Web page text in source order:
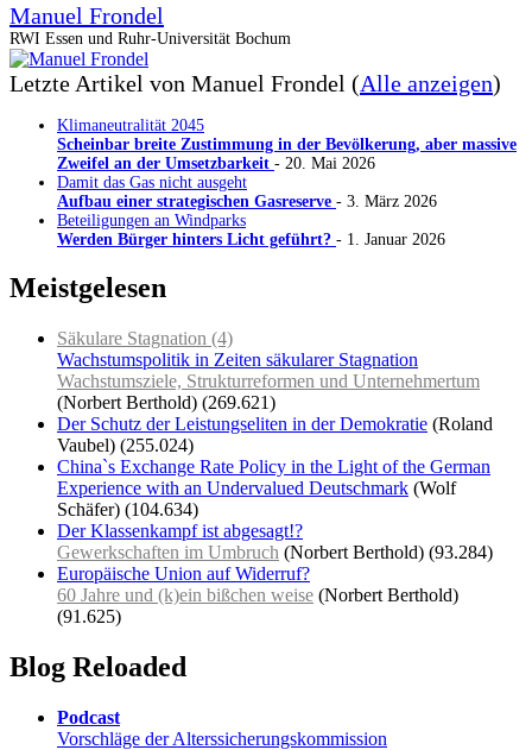
Manuel Frondel
RWI Essen und Ruhr-Universität Bochum
Letzte Artikel von Manuel Frondel (Alle anzeigen)
Klimaneutralität 2045
Scheinbar breite Zustimmung in der Bevölkerung, aber massive
Zweifel an der Umsetzbarkeit - 20. Mai 2026
Damit das Gas nicht ausgeht
Aufbau einer strategischen Gasreserve - 3. März 2026
Beteiligungen an Windparks
Werden Bürger hinters Licht geführt? - 1. Januar 2026
Meistgelesen
Säkulare Stagnation (4)
Wachstumspolitik in Zeiten säkularer Stagnation
Wachstumsziele, Strukturreformen und Unternehmertum
(Norbert Berthold) (269.621)
Der Schutz der Leistungseliten in der Demokratie (Roland
Vaubel) (255.024)
China`s Exchange Rate Policy in the Light of the German
Experience with an Undervalued Deutschmark (Wolf
Schäfer) (104.634)
Der Klassenkampf ist abgesagt!?
Gewerkschaften im Umbruch (Norbert Berthold) (93.284)
Europäische Union auf Widerruf?
60 Jahre und (k)ein bißchen weise (Norbert Berthold)
(91.625)
Blog Reloaded
Podcast
Vorschläge der Alterssicherungskommission